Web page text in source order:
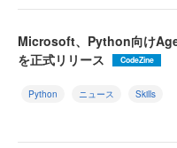
Microsoft、Python向け
を正式リリース
CodeZine
Python ニュース Skills